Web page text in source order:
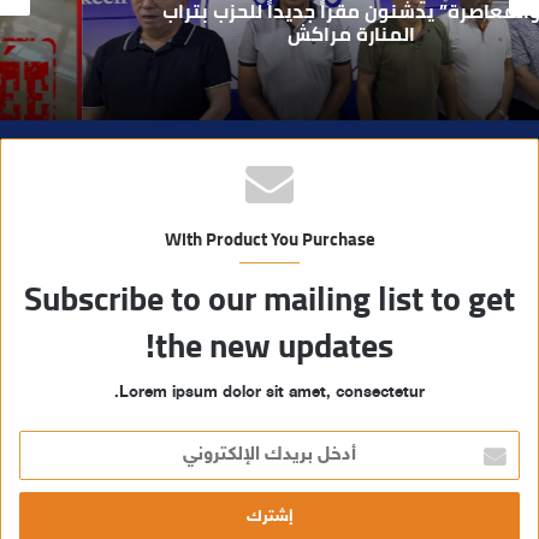
ب
يطيح بقاصر مشتبه في تورطه في سرقة
مسلحة..
With Product You Purchase
Subscribe to our mailing list to get
the new updates!
Lorem ipsum dolor sit amet, consectetur.
خ
ل